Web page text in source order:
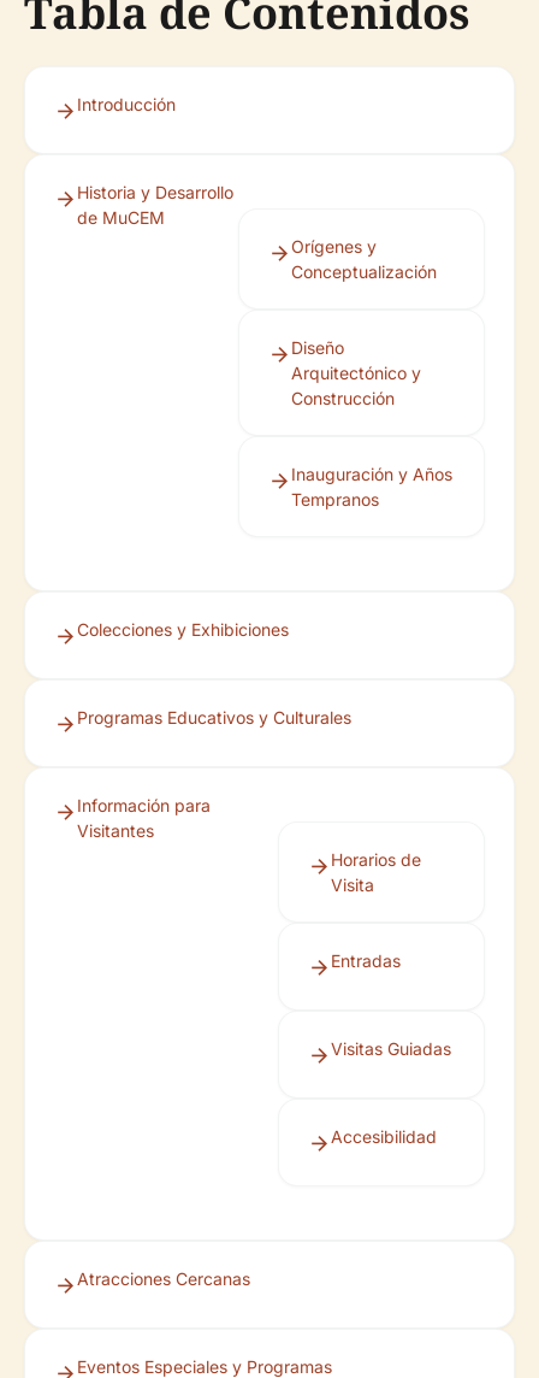
Tabla de Contenidos
Introducción
Historia y Desarrollo
de MuCEM
Orígenes y
Conceptualización
Diseño
Arquitectónico y
Construcción
Inauguración y Años
Tempranos
Colecciones y Exhibiciones
Programas Educativos y Culturales
Información para
Visitantes
Horarios de
Visita
Entradas
Visitas Guiadas
Accesibilidad
Atracciones Cercanas
Eventos Especiales y Programas